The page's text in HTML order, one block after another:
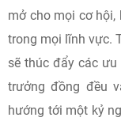
mở cho mọi cơ hội,
trong mọi lĩnh vực.
sẽ thúc đẩy các
trưởng đồng đều
hướng tới một kỷ